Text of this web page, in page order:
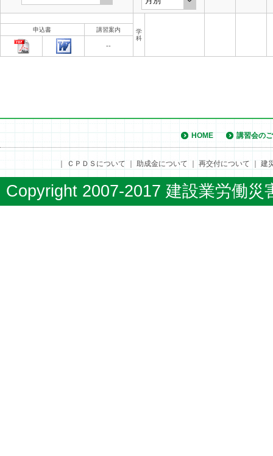
学
科
申込書 講習案内
--
HOME 講習会の
ＣＰＤＳについて 助成金について 再交付について 建
Copyright 2007-2017 建設業労働